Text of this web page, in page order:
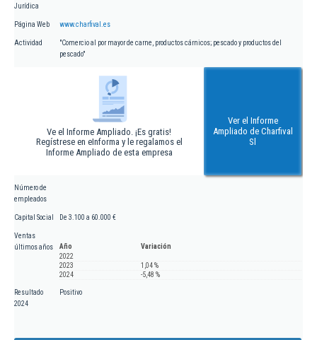
Jurídica
Página Web www.charfival.es
Actividad
"Comercio al por mayor de carne, productos cárnicos; pescado y productos del
pescado"
Ve el Informe Ampliado. ¡Es gratis!
Regístrese en eInforma y le regalamos el
Informe Ampliado de esta empresa
Ver el Informe
Ampliado de Charfival
Sl
Número de
empleados
Capital Social De 3.100 a 60.000 €
Ventas
últimos años
Año
Variación
2022
2023
1,04 %
2024
-5,48 %
Resultado
2024
Positivo